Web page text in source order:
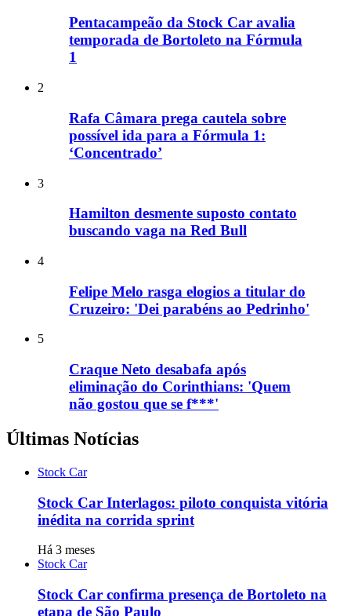
Pentacampeão da Stock Car avalia
temporada de Bortoleto na Fórmula
1
2
Rafa Câmara prega cautela sobre
possível ida para a Fórmula 1:
‘Concentrado’
3
Hamilton desmente suposto contato
buscando vaga na Red Bull
4
Felipe Melo rasga elogios a titular do
Cruzeiro: 'Dei parabéns ao Pedrinho'
5
Craque Neto desabafa após
eliminação do Corinthians: 'Quem
não gostou que se f***'
Últimas Notícias
Stock Car
Stock Car Interlagos: piloto conquista vitória
inédita na corrida sprint
Há 3 meses
Stock Car
Stock Car confirma presença de Bortoleto na
etapa de São Paulo